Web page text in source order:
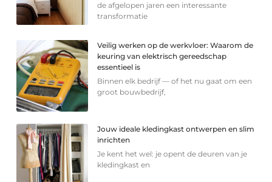
de afgelopen jaren een interessante
transformatie
Veilig werken op de werkvloer: Waarom de
keuring van elektrisch gereedschap
essentieel is
Binnen elk bedrijf — of het nu gaat om een
groot bouwbedrijf,
Jouw ideale kledingkast ontwerpen en slim
inrichten
Je kent het wel: je opent de deuren van je
kledingkast en